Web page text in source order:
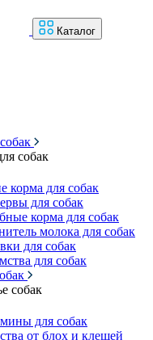
Каталог
собак
корма для собак
для собак
корма для собак
молока для собак
для собак
для собак
собак
для собак
от блох и клещей